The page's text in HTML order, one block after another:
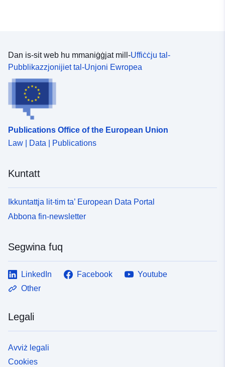
Dan is-sit web hu mmaniġġjat mill-Uffiċċju tal-
Pubblikazzjonijiet tal-Unjoni Ewropea
Publications Office of the European Union
Law | Data | Publications
Kuntatt
Ikkuntattja lit-tim ta’ European Data Portal
Abbona fin-newsletter
Segwina fuq
LinkedIn Facebook
Youtube
Other
Legali
Avviż legali
Cookies